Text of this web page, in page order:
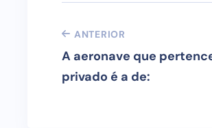
ANTERIOR
A aeronave que
privado é a de: